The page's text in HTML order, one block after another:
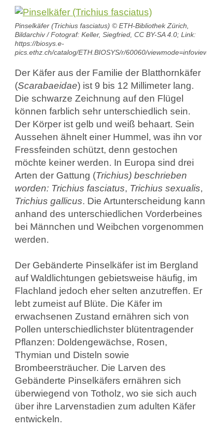
Pinselkäfer (Trichius fasciatus) © ETH-Bibliothek Zürich,
Bildarchiv / Fotograf: Keller, Siegfried, CC BY-SA 4.0; Link:
https://biosys.e-
pics.ethz.ch/catalog/ETH.BIOSYS/r/60060/viewmode=infoview
Der Käfer aus der Familie der Blatthornkäfer
(Scarabaeidae) ist 9 bis 12 Millimeter lang.
Die schwarze Zeichnung auf den Flügel
können farblich sehr unterschiedlich sein.
Der Körper ist gelb und weiß behaart. Sein
Aussehen ähnelt einer Hummel, was ihn vor
Fressfeinden schützt, denn gestochen
möchte keiner werden. In Europa sind drei
Arten der Gattung (Trichius) beschrieben
worden: Trichius fasciatus, Trichius sexualis,
Trichius gallicus. Die Artunterscheidung kann
anhand des unterschiedlichen Vorderbeines
bei Männchen und Weibchen vorgenommen
werden.
Der Gebänderte Pinselkäfer ist im Bergland
auf Waldlichtungen gebietsweise häufig, im
Flachland jedoch eher selten anzutreffen. Er
lebt zumeist auf Blüte. Die Käfer im
erwachsenen Zustand ernähren sich von
Pollen unterschiedlichster blütentragender
Pflanzen: Doldengewächse, Rosen,
Thymian und Disteln sowie
Brombeersträucher. Die Larven des
Gebänderte Pinselkäfers ernähren sich
überwiegend von Totholz, wo sie sich auch
über ihre Larvenstadien zum adulten Käfer
entwickeln.